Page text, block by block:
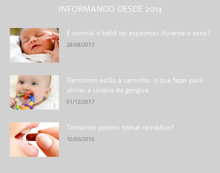
INFORMANDO DESDE 2014
É normal o bebê ter espasmos durante o sono?
28/08/2017
Dentinhos estão a caminho: o que fazer para
aliviar a coceira da gengiva
01/12/2017
Tentantes podem tomar remédios?
10/06/2016